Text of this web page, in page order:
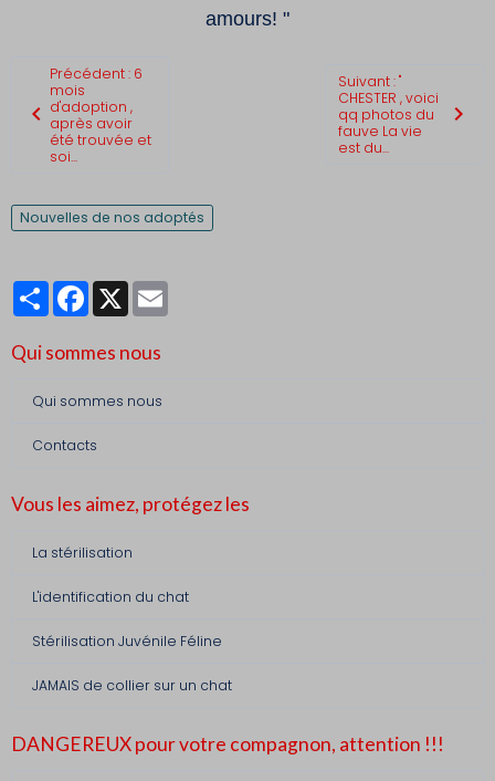
amours! "
Précédent : 6
mois
d'adoption ,
après avoir
été trouvée et
soi...
Suivant : "
CHESTER , voici
qq photos du
fauve La vie
est du...
Nouvelles de nos adoptés
PartagerFacebook
X
Qui sommes nous
Qui sommes nous
Contacts
Vous les aimez, protégez les
La stérilisation
L'identification du chat
Stérilisation Juvénile Féline
JAMAIS de collier sur un chat
DANGEREUX pour votre compagnon, attention !!!